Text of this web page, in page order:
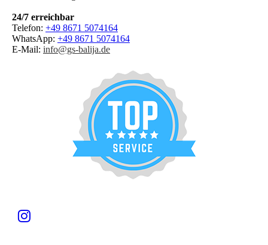
24/7 erreichbar
Telefon: +49 8671 5074164
WhatsApp: +49 8671 5074164
E-Mail: info@gs-balija.de